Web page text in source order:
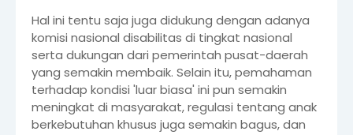
Hal ini tentu saja juga didukung dengan adanya
komisi nasional disabilitas di tingkat nasional
serta dukungan dari pemerintah pusat-daerah
yang semakin membaik. Selain itu, pemahaman
terhadap kondisi 'luar biasa' ini pun semakin
meningkat di masyarakat, regulasi tentang anak
berkebutuhan khusus juga semakin bagus, dan